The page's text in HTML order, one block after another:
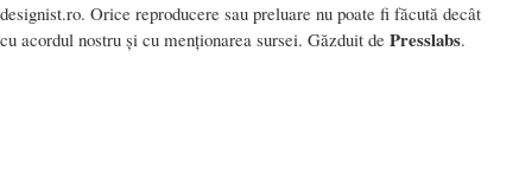
designist.ro. Orice reproducere sau preluare nu poate fi făcută decât
cu acordul nostru și cu menționarea sursei. Găzduit de Presslabs.